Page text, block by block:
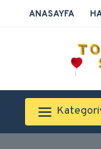
ANASAYFA